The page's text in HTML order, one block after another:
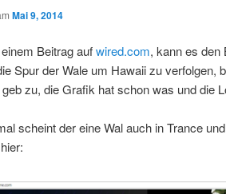
Mai 9, 2014
Beitrag aufwired.com, kann es den
Spur der Wale um Hawaii zu verfolgen,
zu, die Grafik hat schon was und die
scheint der eine Wal auch in Trance